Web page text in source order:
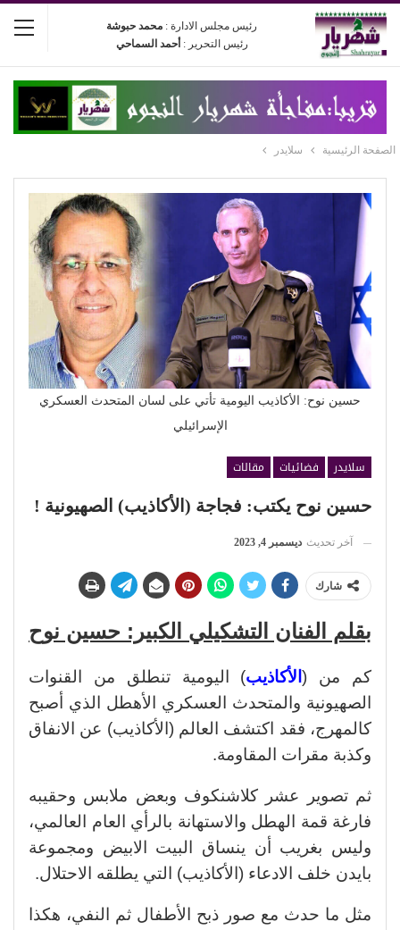
رئيس مجلس الادارة : محمد حبوشة
رئيس التحرير : أحمد السماحي
الصفحة الرئيسية سلايدر
حسين نوح: الأكاذيب اليومية تأتي على لسان المتحدث العسكري
الإسرائيلي
سلايدر فضائيات
مقالات
حسين نوح يكتب: فجاجة (الأكاذيب) الصهيونية !
آخر تحديث ديسمبر 4, 2023
شارك
بقلم الفنان التشكيلي الكبير: حسين نوح
كم من (الأكاذيب) اليومية تنطلق من القنوات
الصهيونية والمتحدث العسكري الأهطل الذي أصبح
كالمهرج، فقد اكتشف العالم (الأكاذيب) عن الانفاق
وكذبة مقرات المقاومة.
ثم تصوير عشر كلاشنكوف وبعض ملابس وحقيبه
فارغة قمة الهطل والاستهانة بالرأي العام العالمي،
وليس بغريب أن ينساق البيت الابيض ومجموعة
بايدن خلف الادعاء (الأكاذيب) التي يطلقه الاحتلال.
مثل ما حدث مع صور ذبح الأطفال ثم النفي، هكذا